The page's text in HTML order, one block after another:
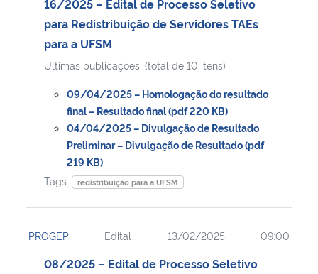
16/2025 – Edital de Processo Seletivo
para Redistribuição de Servidores TAEs
para a UFSM
Ultimas publicações: (total de 10 itens)
09/04/2025 – Homologação do resultado
final – Resultado final (pdf 220 KB)
04/04/2025 – Divulgação de Resultado
Preliminar – Divulgação de Resultado (pdf
219 KB)
Tags:
redistribuição para a UFSM
PROGEP Edital 13/02/2025 09:00
08/2025 – Edital de Processo Seletivo